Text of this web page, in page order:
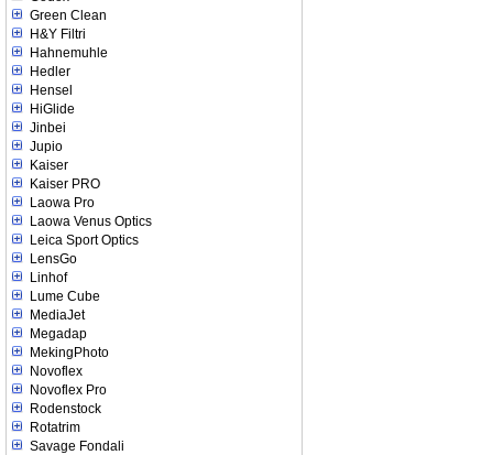
Green Clean
H&Y Filtri
Hahnemuhle
Hedler
Hensel
HiGlide
Jinbei
Jupio
Kaiser
Kaiser PRO
Laowa Pro
Laowa Venus Optics
Leica Sport Optics
LensGo
Linhof
Lume Cube
MediaJet
Megadap
MekingPhoto
Novoflex
Novoflex Pro
Rodenstock
Rotatrim
Savage Fondali